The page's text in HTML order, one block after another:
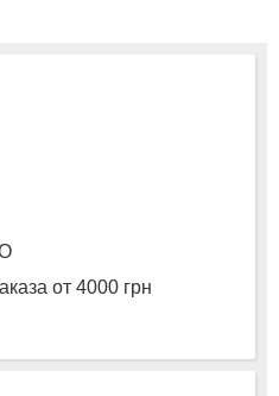
от 4000 грн